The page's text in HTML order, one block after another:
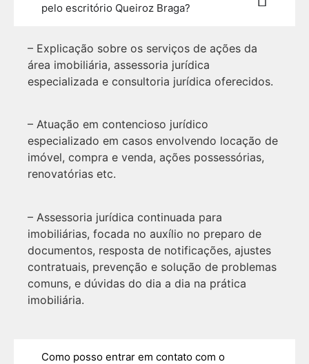
pelo escritório Queiroz Braga?
– Explicação sobre os serviços de ações da
área imobiliária, assessoria jurídica
especializada e consultoria jurídica oferecidos.
– Atuação em contencioso jurídico
especializado em casos envolvendo locação de
imóvel, compra e venda, ações possessórias,
renovatórias etc.
– Assessoria jurídica continuada para
imobiliárias, focada no auxílio no preparo de
documentos, resposta de notificações, ajustes
contratuais, prevenção e solução de problemas
comuns, e dúvidas do dia a dia na prática
imobiliária.
Como posso entrar em contato com o